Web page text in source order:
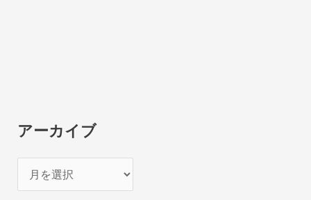
アーカイブ
ー